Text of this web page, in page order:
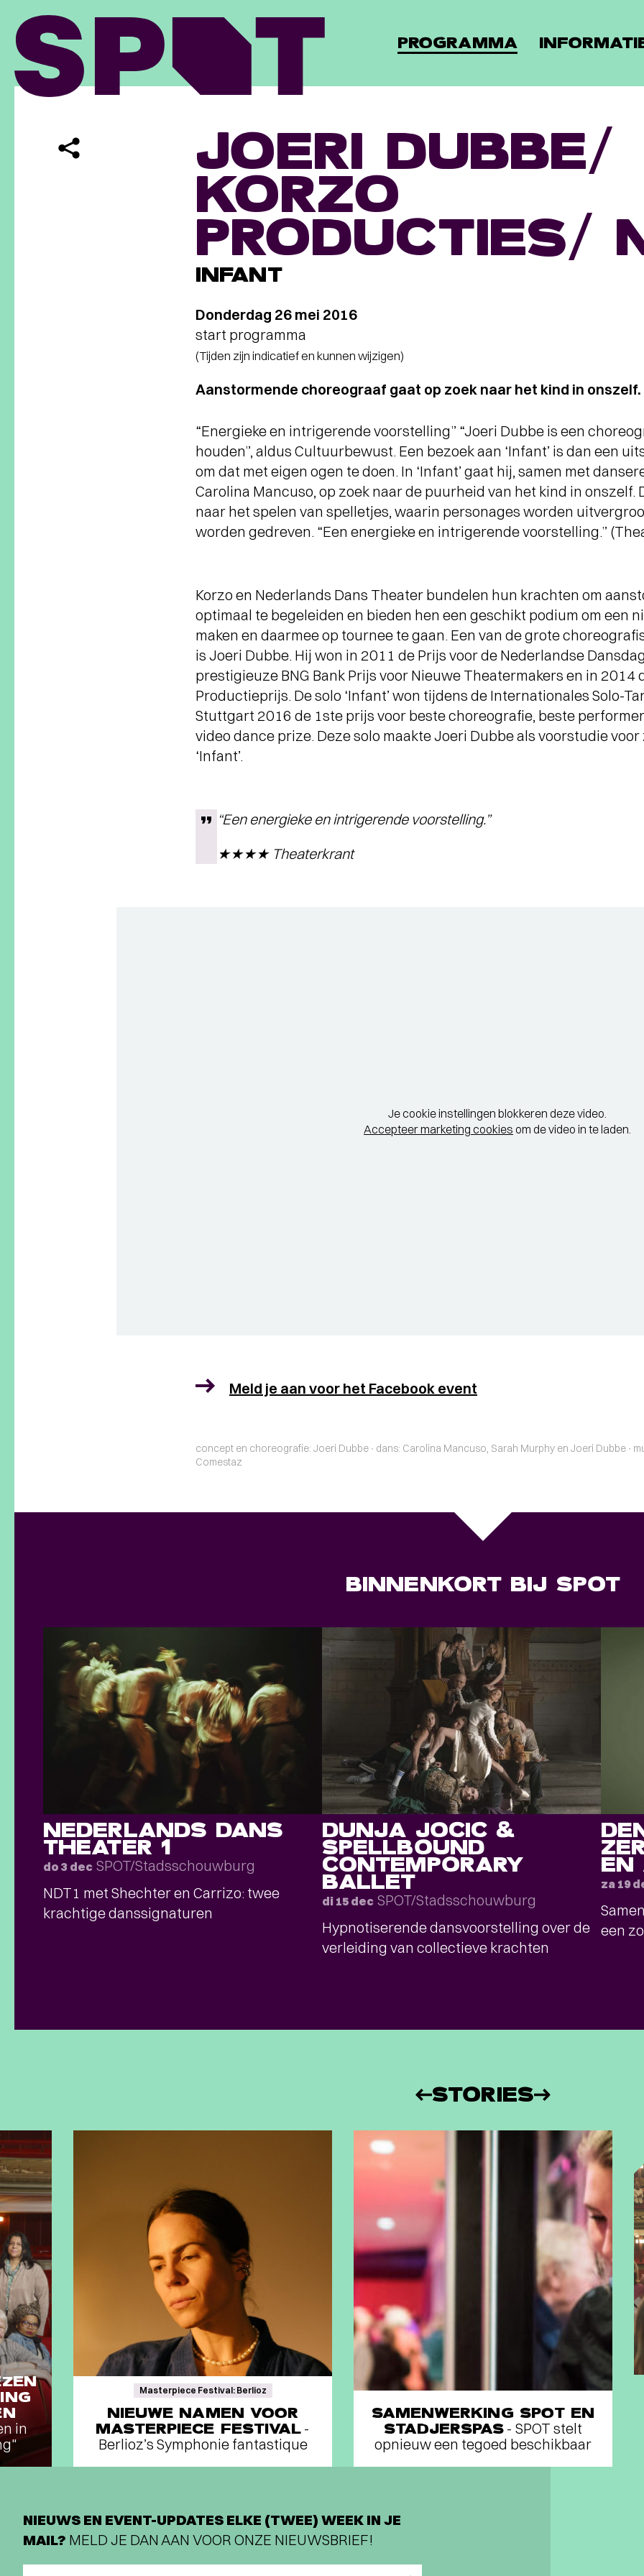
PROGRAMMA
JOERI DUBBE/
KORZO
PRODUCTIES/
INFANT
Donderdag 26 mei 2016
start programma
(Tijden zijn indicatief en kunnen wijzigen)
Aanstormende choreograaf gaat op zoek naar het kind in onszelf.
“Energieke en intrigerende voorstelling” “Joeri Dubbe is een
houden”, aldus Cultuurbewust. Een bezoek aan ‘Infant’ is dan een
om dat met eigen ogen te doen. In ‘Infant’ gaat hij, samen met
Carolina Mancuso, op zoek naar de puurheid van het kind in onszelf.
naar het spelen van spelletjes, waarin personages worden
worden gedreven. “Een energieke en intrigerende voorstelling.”
Korzo en Nederlands Dans Theater bundelen hun krachten om
optimaal te begeleiden en bieden hen een geschikt podium om een
maken en daarmee op tournee te gaan. Een van de grote
is Joeri Dubbe. Hij won in 2011 de Prijs voor de Nederlandse
prestigieuze BNG Bank Prijs voor Nieuwe Theatermakers en in 2014
Productieprijs. De solo ‘Infant’ won tijdens de Internationales Solo-
Stuttgart 2016 de 1ste prijs voor beste choreografie, beste
video dance prize. Deze solo maakte Joeri Dubbe als voorstudie
‘Infant’.
“Een energieke en intrigerende voorstelling.”
★★★★ Theaterkrant
Je cookie instellingen blokkeren deze video.
Accepteer marketing cookies om de video in te laden.
Meld je aan voor het Facebook event
concept en choreografie: Joeri Dubbe ∙ dans: Carolina Mancuso, Sarah Murphy en Joeri Dubbe ∙
Comestaz
BINNENKORT BIJ SPOT
NEDERLANDS DANS
THEATER 1
do 3 dec SPOT/Stadsschouwburg
NDT1 met Shechter en Carrizo: twee
krachtige danssignaturen
DUNJA JOCIC &
SPELLBOUND
CONTEMPORARY
BALLET
di 15 dec SPOT/Stadsschouwburg
Hypnotiserende dansvoorstelling over de
verleiding van collectieve krachten
EN
za 19
een
STORIES
in
Masterpiece Festival: Berlioz
NIEUWE NAMEN VOOR
MASTERPIECE FESTIVAL -
Berlioz’s Symphonie fantastique
SAMENWERKING SPOT EN
STADJERSPAS - SPOT stelt
opnieuw een tegoed beschikbaar
NIEUWS EN EVENT-UPDATES ELKE (TWEE) WEEK IN JE
MAIL? MELD JE DAN AAN VOOR ONZE NIEUWSBRIEF!